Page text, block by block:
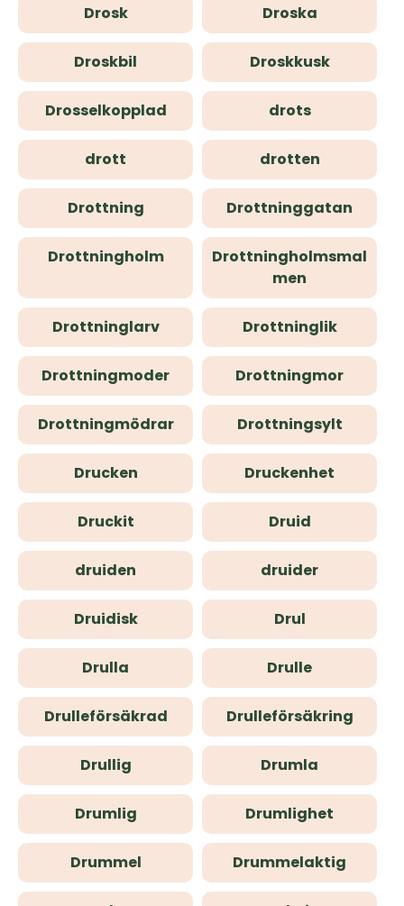
Drosk Droska
Droskbil Droskkusk
Drosselkopplad drots
drott drotten
Drottning Drottninggatan
Drottningholm
Drottningholmsmal
men
Drottninglarv Drottninglik
Drottningmoder Drottningmor
Drottningmödrar Drottningsylt
Drucken Druckenhet
Druckit Druid
druiden druider
Druidisk Drul
Drulla Drulle
Drulleförsäkrad Drulleförsäkring
Drullig Drumla
Drumlig Drumlighet
Drummel Drummelaktig